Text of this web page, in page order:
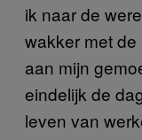
ik naar de
wakker met
aan mijn
eindelijk de
leven van